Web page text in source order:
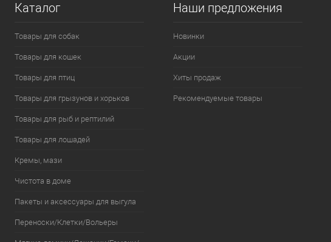
Каталог
Товары для собак
Товары для кошек
Товары для птиц
Товары для грызунов и хорьков
Товары для рыб и рептилий
Товары для лошадей
Кремы, мази
Чистота в доме
Пакеты и аксессуары для выгула
Переноски/Клетки/Вольеры
Наши предложения
Новинки
Акции
Хиты продаж
Рекомендуемые товары